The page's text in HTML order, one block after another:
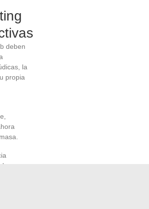
deben
la
propia